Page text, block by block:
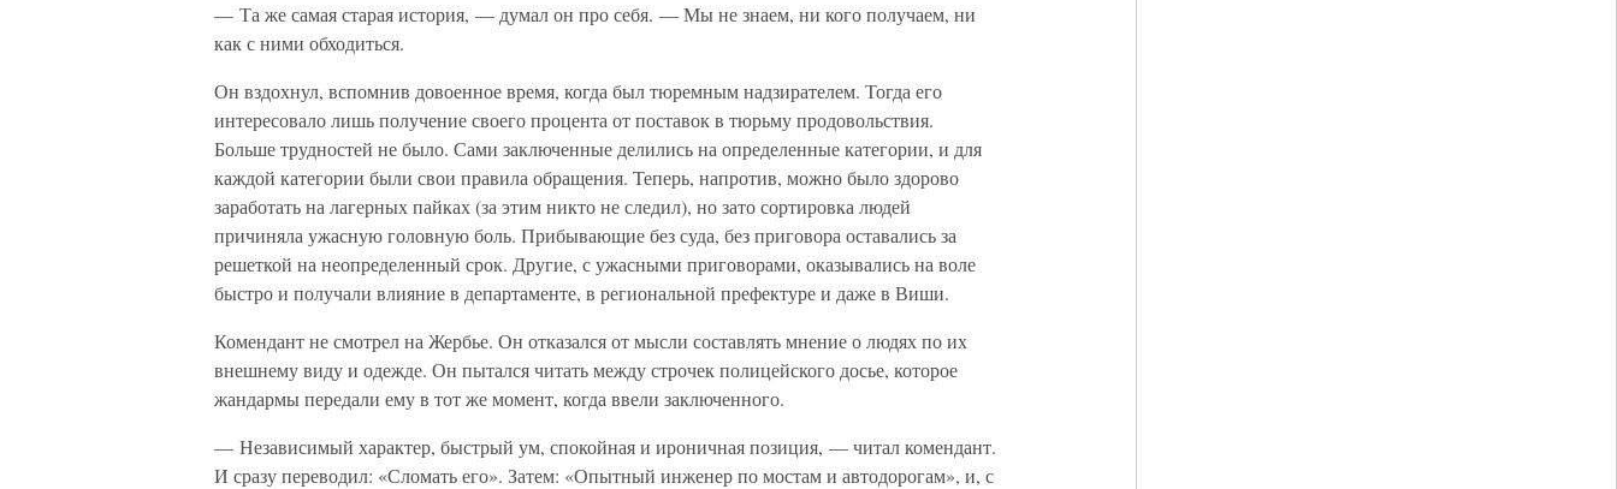
— Та же самая старая история, — думал он про себя. — Мы не знаем, ни кого получаем, ни
как с ними обходиться.
Он вздохнул, вспомнив довоенное время, когда был тюремным надзирателем. Тогда его
интересовало лишь получение своего процента от поставок в тюрьму продовольствия.
Больше трудностей не было. Сами заключенные делились на определенные категории, и для
каждой категории были свои правила обращения. Теперь, напротив, можно было здорово
заработать на лагерных пайках (за этим никто не следил), но зато сортировка людей
причиняла ужасную головную боль. Прибывающие без суда, без приговора оставались за
решеткой на неопределенный срок. Другие, с ужасными приговорами, оказывались на воле
быстро и получали влияние в департаменте, в региональной префектуре и даже в Виши.
Комендант не смотрел на Жербье. Он отказался от мысли составлять мнение о людях по их
внешнему виду и одежде. Он пытался читать между строчек полицейского досье, которое
жандармы передали ему в тот же момент, когда ввели заключенного.
— Независимый характер, быстрый ум, спокойная и ироничная позиция, — читал комендант.
И сразу переводил: «Сломать его». Затем: «Опытный инженер по мостам и автодорогам», и, с